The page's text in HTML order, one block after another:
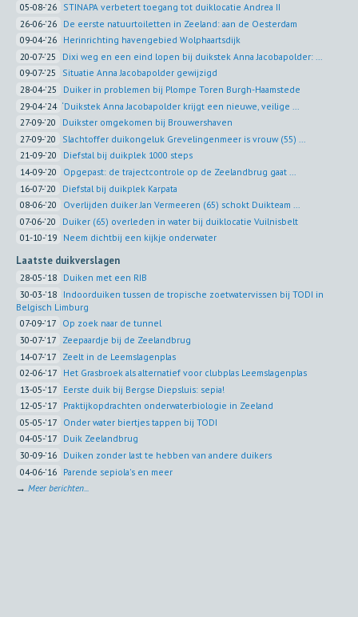
05-08-'26 STINAPA verbetert toegang tot duiklocatie Andrea II
26-06-'26 De eerste natuurtoiletten in Zeeland: aan de Oesterdam
09-04-'26 Herinrichting havengebied Wolphaartsdijk
20-07-'25
Dixi weg en een eind lopen bij duikstek Anna Jacobapolder: ...
09-07-'25
Situatie Anna Jacobapolder gewijzigd
28-04-'25
Duiker in problemen bij Plompe Toren Burgh-Haamstede
29-04-'24 ‘Duikstek Anna Jacobapolder krijgt een nieuwe, veilige ...
27-09-'20
Duikster omgekomen bij Brouwershaven
27-09-'20
Slachtoffer duikongeluk Grevelingenmeer is vrouw (55) ...
21-09-'20
Diefstal bij duikplek 1000 steps
14-09-'20
Opgepast: de trajectcontrole op de Zeelandbrug gaat ...
16-07-'20
Diefstal bij duikplek Karpata
08-06-'20
Overlijden duiker Jan Vermeeren (65) schokt Duikteam ...
07-06-'20
Duiker (65) overleden in water bij duiklocatie Vuilnisbelt
01-10-'19 Neem dichtbij een kijkje onderwater
Laatste duikverslagen
28-05-'18 Duiken met een RIB
30-03-'18 Indoorduiken tussen de tropische zoetwatervissen bij TODI in
Belgisch Limburg
07-09-'17 Op zoek naar de tunnel
30-07-'17 Zeepaardje bij de Zeelandbrug
14-07-'17 Zeelt in de Leemslagenplas
02-06-'17 Het Grasbroek als alternatief voor clubplas Leemslagenplas
13-05-'17 Eerste duik bij Bergse Diepsluis: sepia!
12-05-'17 Praktijkopdrachten onderwaterbiologie in Zeeland
05-05-'17 Onder water biertjes tappen bij TODI
04-05-'17 Duik Zeelandbrug
30-09-'16 Duiken zonder last te hebben van andere duikers
04-06-'16 Parende sepiola's en meer
→ Meer berichten...